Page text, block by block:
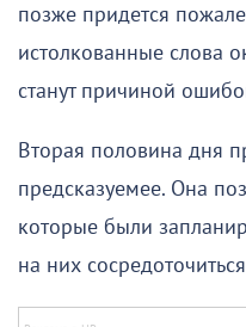
позже придется
истолкованные слова
станут причиной
Вторая половина дня
предсказуемее. Она
которые были
на них